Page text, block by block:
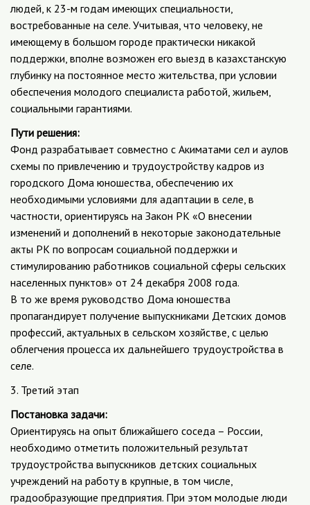
людей, к 23-м годам имеющих специальности,
востребованные на селе. Учитывая, что человеку, не
имеющему в большом городе практически никакой
поддержки, вполне возможен его выезд в казахстанскую
глубинку на постоянное место жительства, при условии
обеспечения молодого специалиста работой, жильем,
социальными гарантиями.
Пути решения:
Фонд разрабатывает совместно с Акиматами сел и аулов
схемы по привлечению и трудоустройству кадров из
городского Дома юношества, обеспечению их
необходимыми условиями для адаптации в селе, в
частности, ориентируясь на Закон РК «О внесении
изменений и дополнений в некоторые законодательные
акты РК по вопросам социальной поддержки и
стимулированию работников социальной сферы сельских
населенных пунктов» от 24 декабря 2008 года.
В то же время руководство Дома юношества
пропагандирует получение выпускниками Детских домов
профессий, актуальных в сельском хозяйстве, с целью
облегчения процесса их дальнейшего трудоустройства в
селе.
3. Третий этап
Постановка задачи:
Ориентируясь на опыт ближайшего соседа – России,
необходимо отметить положительный результат
трудоустройства выпускников детских социальных
учреждений на работу в крупные, в том числе,
градообразующие предприятия. При этом молодые люди